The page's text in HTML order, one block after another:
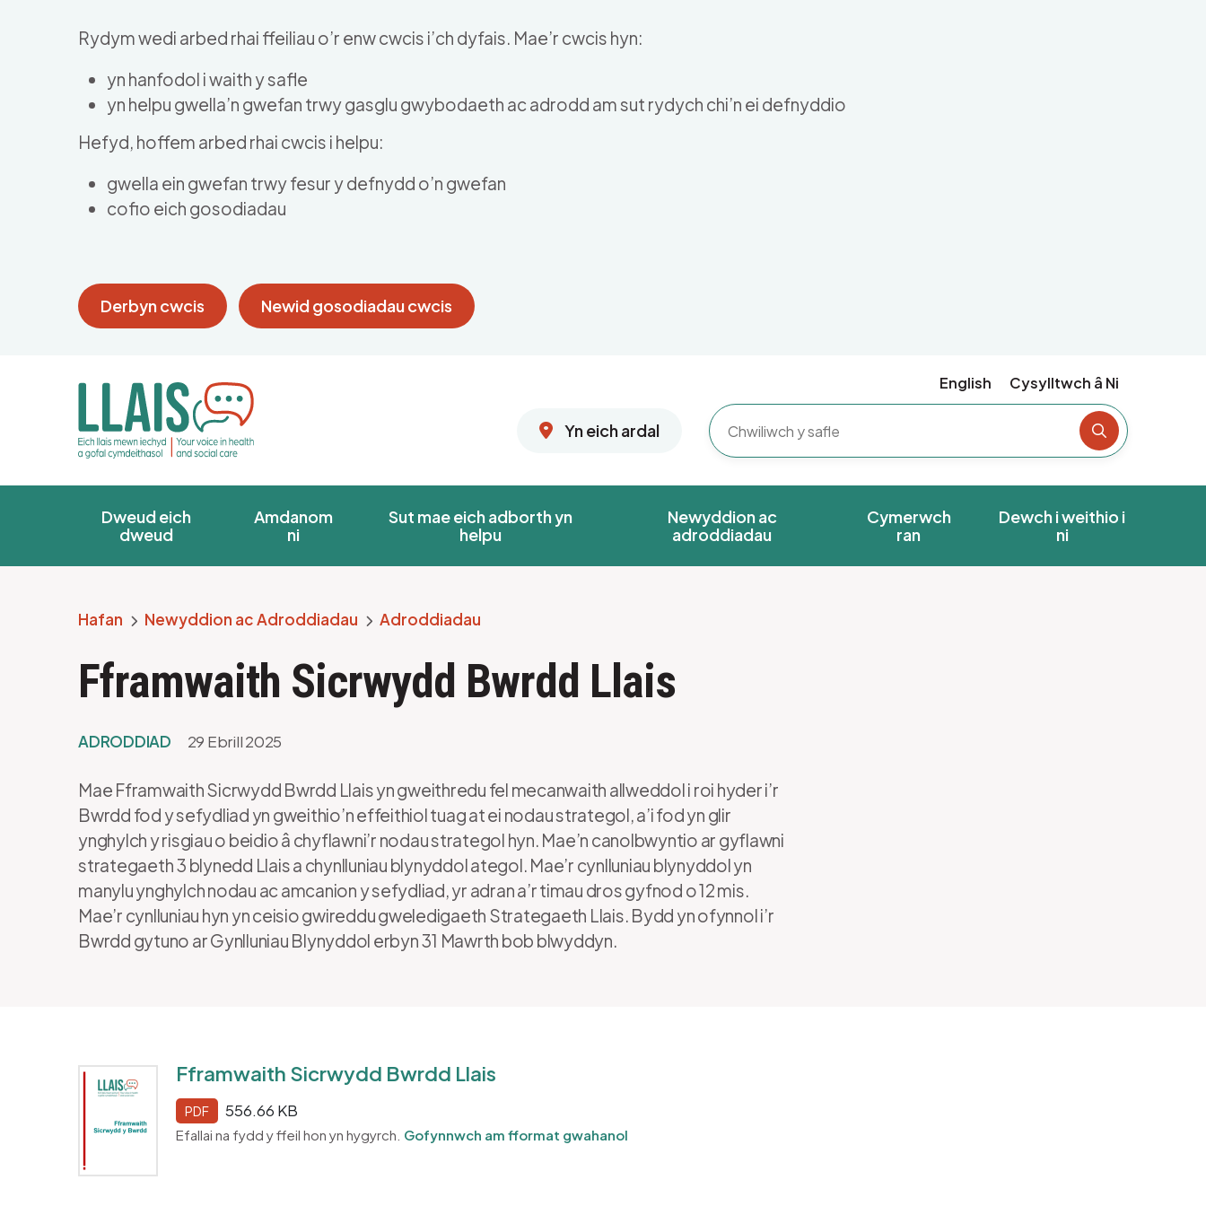
Rydym wedi arbed rhai ffeiliau o’r enw cwcis i’ch dyfais. Mae’r cwcis hyn:
yn hanfodol i waith y safle
yn helpu gwella’n gwefan trwy gasglu gwybodaeth ac adrodd am sut rydych chi’n ei defnyddio
Hefyd, hoffem arbed rhai cwcis i helpu:
gwella ein gwefan trwy fesur y defnydd o’n gwefan
cofio eich gosodiadau
Derbyn cwcis Newid gosodiadau cwcis
English Cysylltwch â Ni
Yn eich ardal
Chwiliwch y
Dweud eich
dweud
Amdanom
ni
Sut mae eich adborth yn
helpu
Newyddion ac
adroddiadau
Cymerwch
ran
Dewch i weithio i
ni
Breadcrumb
Hafan Newyddion ac Adroddiadau Adroddiadau
Fframwaith Sicrwydd Bwrdd Llais
ADRODDIAD 29 Ebrill 2025
Mae Fframwaith Sicrwydd Bwrdd Llais yn gweithredu fel mecanwaith allweddol i roi hyder i’r
Bwrdd fod y sefydliad yn gweithio’n effeithiol tuag at ei nodau strategol, a’i fod yn glir
ynghylch y risgiau o beidio â chyflawni’r nodau strategol hyn. Mae’n canolbwyntio ar gyflawni
strategaeth 3 blynedd Llais a chynlluniau blynyddol ategol. Mae’r cynlluniau blynyddol yn
manylu ynghylch nodau ac amcanion y sefydliad, yr adran a’r timau dros gyfnod o 12 mis.
Mae’r cynlluniau hyn yn ceisio gwireddu gweledigaeth Strategaeth Llais. Bydd yn ofynnol i’r
Bwrdd gytuno ar Gynlluniau Blynyddol erbyn 31 Mawrth bob blwyddyn.
Fframwaith Sicrwydd Bwrdd Llais
PDF 556.66 KB
Efallai na fydd y ffeil hon yn hygyrch. Gofynnwch am fformat gwahanol